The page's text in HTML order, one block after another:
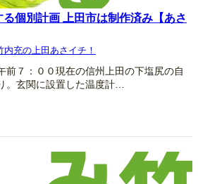
個別計画 上田市は制作済み【あさ
内充の上田あさイチ！
前７：００現在の信州上田の下塩尻の自
。玄関に設置した温度計…